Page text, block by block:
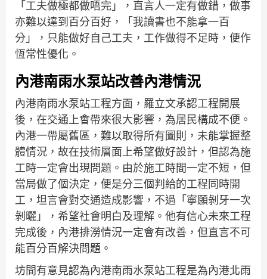
「工夫做極都做唔完」，直言人一定有做錯，做事
亦難以達到百分百好，「我讀書也不能拿一百
分」，只能做好自己工夫，工作做得不足時，便作
恆常性優化。
內港南雨水泵站改善內港情況
內港南雨水泵站工程方面，羅立文承認工程開展
後，在交通上會帶來很大影響，為居民構成不便。
內港一帶屬舊區，難以取得所有圖則，未能掌握整
體情況，故在技術層面上希望做好設計，但認為施
工時一定會出現問題。由於施工時間一定不短，但
當局做了個決定，便是分三個判給的工程同時開
工，坦言會對交通造成影響，不過「寧願剝牙一次
剝曬」，希望社會明白及理解。他有信心未來工程
完成後，內港排澇情況一定會有改善，但直言不可
能百分百解決問題。
坊間有意見認為內港南雨水泵站工程是為內港北雨